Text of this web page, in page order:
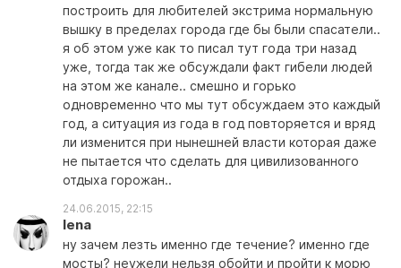
построить для любителей экстрима нормальную
вышку в пределах города где бы были спасатели..
я об этом уже как то писал тут года три назад
уже, тогда так же обсуждали факт гибели людей
на этом же канале.. смешно и горько
одновременно что мы тут обсуждаем это каждый
год, а ситуация из года в год повторяется и вряд
ли изменится при нынешней власти которая даже
не пытается что сделать для цивилизованного
отдыха горожан..
24.06.2015, 22:15
lena
ну зачем лезть именно где течение? именно где
мосты? неужели нельзя обойти и пройти к морю